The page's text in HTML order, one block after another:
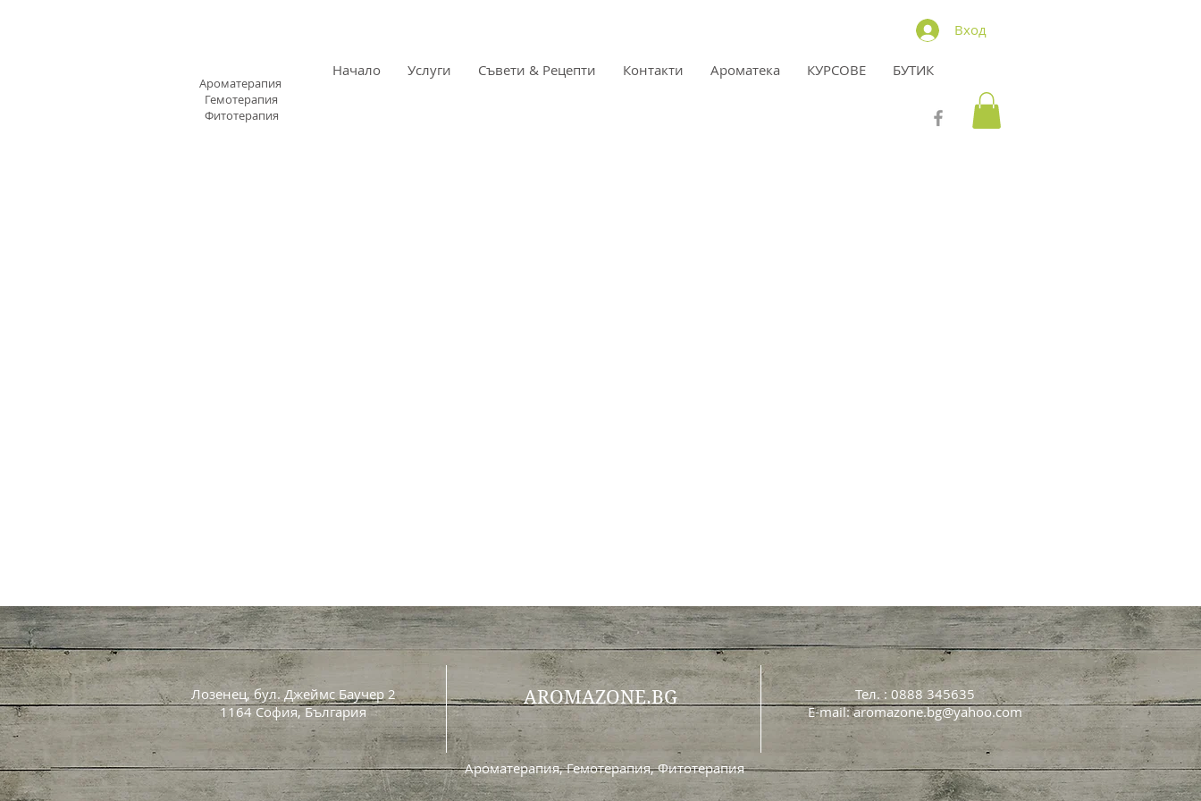
Ароматерапия
Гемотерапия
Фитотерапия
Вход
Начало Услуги Съвети & Рецепти Контакти Ароматека КУРСОВЕ БУТИК
Лозенец, бул. Джеймс Баучер 2
1164 София, България
AROMAZONE.BG
Тел. : 0888 345635
E-mail:aromazone.bg@yahoo.com
Ароматерапия, Гемотерапия, Фитотерапия